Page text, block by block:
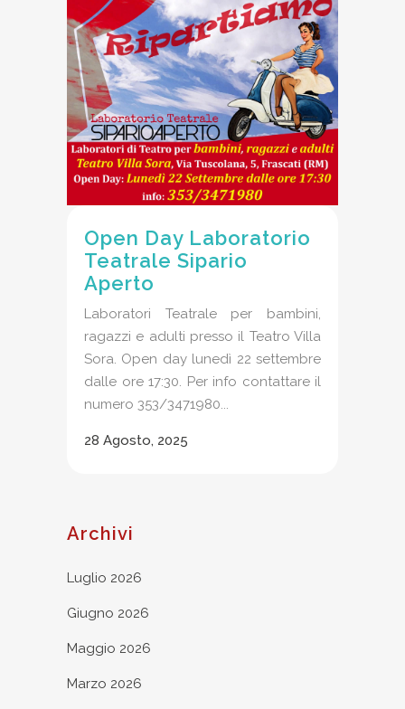
Open Day Laboratorio
Teatrale Sipario
Aperto
Laboratori Teatrale per bambini,
ragazzi e adulti presso il Teatro Villa
Sora. Open day lunedì 22 settembre
dalle ore 17:30. Per info contattare il
numero 353/3471980...
28 Agosto, 2025
Archivi
Luglio 2026
Giugno 2026
Maggio 2026
Marzo 2026